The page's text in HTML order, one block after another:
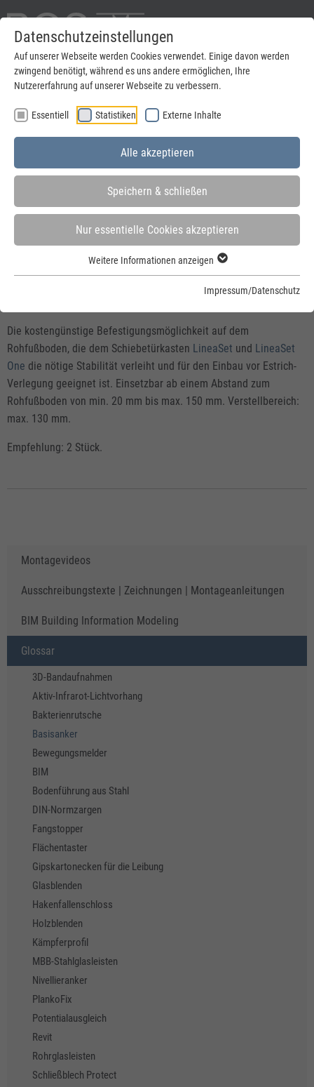
Datenschutzeinstellungen
Auf unserer Webseite werden Cookies verwendet. Einige davon werden
zwingend benötigt, während es uns andere ermöglichen, Ihre
Nutzererfahrung auf unserer Webseite zu verbessern.
Essentiell Statistiken Externe Inhalte
Alle akzeptieren
Speichern & schließen
Nur essentielle Cookies akzeptieren
Weitere Informationen anzeigen
Impressum/Datenschutz
Menu
Startseite » Tools & Downloads » Glossar » Basisanker
Basisanker
Die kostengünstige Befestigungsmöglichkeit auf dem
Rohfußboden, die dem Schiebetürkasten LineaSet und LineaSet
One die nötige Stabilität verleiht und für den Einbau vor Estrich-
Verlegung geeignet ist. Einsetzbar ab einem Abstand zum
Rohfußboden von min. 20 mm bis max. 150 mm. Verstellbereich:
max. 130 mm.
Empfehlung: 2 Stück.
Montagevideos
Ausschreibungstexte | Zeichnungen | Montageanleitungen
BIM Building Information Modeling
Glossar
3D-Bandaufnahmen
Aktiv-Infrarot-Lichtvorhang
Bakterienrutsche
Basisanker
Bewegungsmelder
BIM
Bodenführung aus Stahl
DIN-Normzargen
Fangstopper
Flächentaster
Gipskartonecken für die Leibung
Glasblenden
Hakenfallenschloss
Holzblenden
Kämpferprofil
MBB-Stahlglasleisten
Nivellieranker
PlankoFix
Potentialausgleich
Revit
Rohrglasleisten
Schließblech Protect